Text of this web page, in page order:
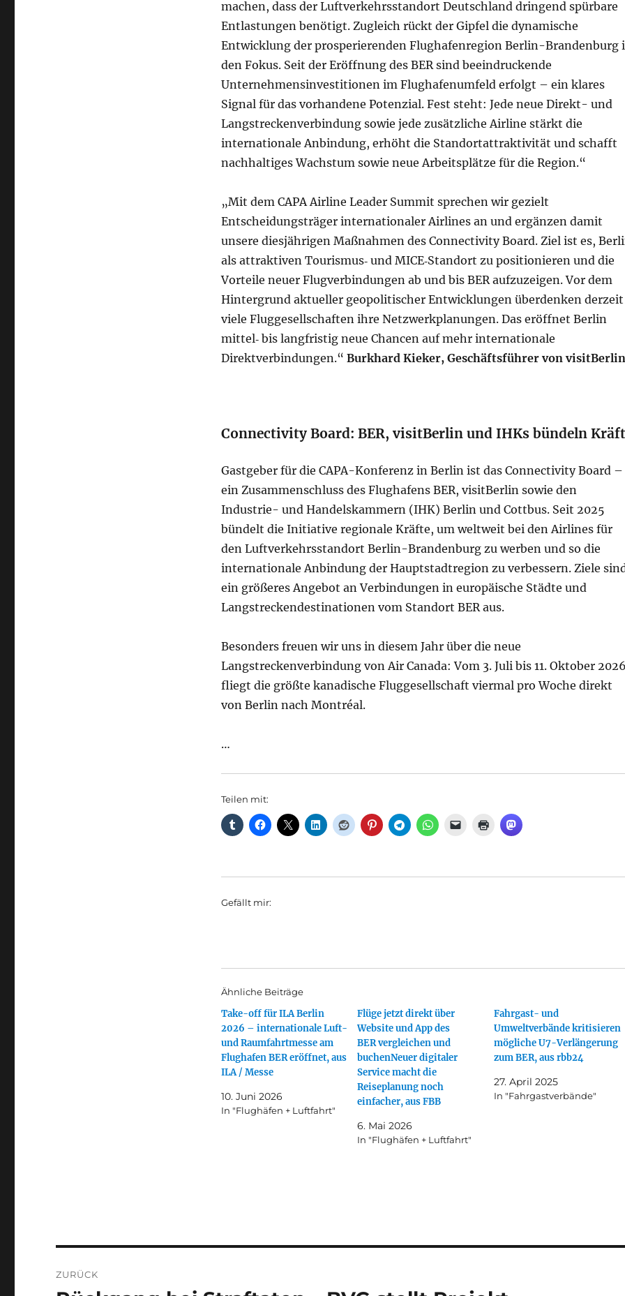
machen, dass der Luftverkehrsstandort Deutschland dringend spürbare
Entlastungen benötigt. Zugleich rückt der Gipfel die dynamische
Entwicklung der prosperierenden Flughafenregion Berlin-Brandenburg
den Fokus. Seit der Eröffnung des BER sind beeindruckende
Unternehmensinvestitionen im Flughafenumfeld erfolgt – ein klares
Signal für das vorhandene Potenzial. Fest steht: Jede neue Direkt- und
Langstreckenverbindung sowie jede zusätzliche Airline stärkt die
internationale Anbindung, erhöht die Standortattraktivität und schafft
nachhaltiges Wachstum sowie neue Arbeitsplätze für die Region.“
„Mit dem CAPA Airline Leader Summit sprechen wir gezielt
Entscheidungsträger internationaler Airlines an und ergänzen damit
unsere diesjährigen Maßnahmen des Connectivity Board. Ziel ist es,
als attraktiven Tourismus‑ und MICE‑Standort zu positionieren und die
Vorteile neuer Flugverbindungen ab und bis BER aufzuzeigen. Vor dem
Hintergrund aktueller geopolitischer Entwicklungen überdenken derzeit
viele Fluggesellschaften ihre Netzwerkplanungen. Das eröffnet Berlin
mittel‑ bis langfristig neue Chancen auf mehr internationale
Direktverbindungen.“ Burkhard Kieker, Geschäftsführer von visitBerlin
Connectivity Board: BER, visitBerlin und IHKs bündeln
Gastgeber für die CAPA-Konferenz in Berlin ist das Connectivity Board –
ein Zusammenschluss des Flughafens BER, visitBerlin sowie den
Industrie- und Handelskammern (IHK) Berlin und Cottbus. Seit 2025
bündelt die Initiative regionale Kräfte, um weltweit bei den Airlines für
den Luftverkehrsstandort Berlin-Brandenburg zu werben und so die
internationale Anbindung der Hauptstadtregion zu verbessern. Ziele
ein größeres Angebot an Verbindungen in europäische Städte und
Langstreckendestinationen vom Standort BER aus.
Besonders freuen wir uns in diesem Jahr über die neue
Langstreckenverbindung von Air Canada: Vom 3. Juli bis 11. Oktober 2026
fliegt die größte kanadische Fluggesellschaft viermal pro Woche direkt
von Berlin nach Montréal.
…
Teilen mit:
Gefällt mir:
Ähnliche Beiträge
Take-off für ILA Berlin
2026 – internationale Luft-
und Raumfahrtmesse am
Flughafen BER eröffnet, aus
ILA / Messe
10. Juni 2026
In "Flughäfen + Luftfahrt"
Flüge jetzt direkt über
Website und App des
BER vergleichen und
buchenNeuer digitaler
Service macht die
Reiseplanung noch
einfacher, aus FBB
6. Mai 2026
In "Flughäfen + Luftfahrt"
Fahrgast- und
Umweltverbände kritisieren
mögliche U7-Verlängerung
zum BER, aus rbb24
27. April 2025
In "Fahrgastverbände"
ZURÜCK